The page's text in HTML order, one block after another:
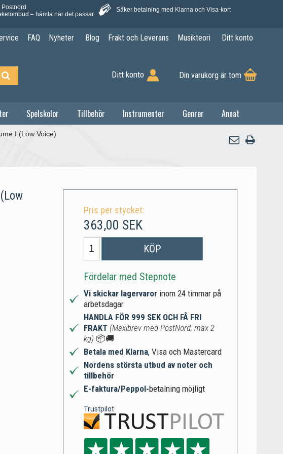
– hämta när det passar
Säker betalning med Klarna och Visa-kort
FAQ Nyheter Blog Frakt och Leverans Musikteori Ditt konto
Ditt konto Din varukorg är tom
Spelskolor Tillbehör Instrumenter Genrer Annat
I (Low Voice)
Pris per stycket:
363,00 SEK
KÖP
Fördelar med Stepnote
Vi skickar lagervaror inom 24 timmar på
arbetsdagar
HANDLA FÖR 999 SEK OCH FÅ FRI
FRAKT (Maxibrev med PostNord, max 2
kg) 📦🚚
Betala med Klarna, Visa och Mastercard
Nordens största utbud av noter och
tillbehör
E-faktura/Peppol-betalning möjligt
Trustpilot